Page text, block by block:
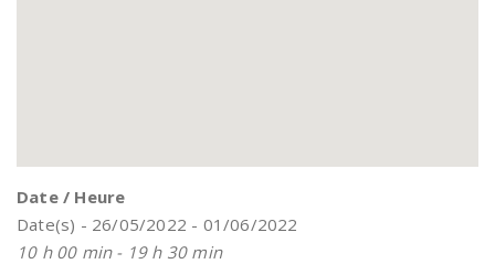
Date / Heure
Date(s) - 26/05/2022 - 01/06/2022
10 h 00 min - 19 h 30 min